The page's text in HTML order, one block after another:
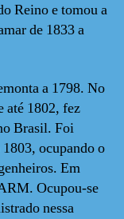
Reino e tomou a
de 1833 a
a 1798. No
até 1802, fez
Brasil. Foi
ocupando o
Em
Ocupou-se
nessa